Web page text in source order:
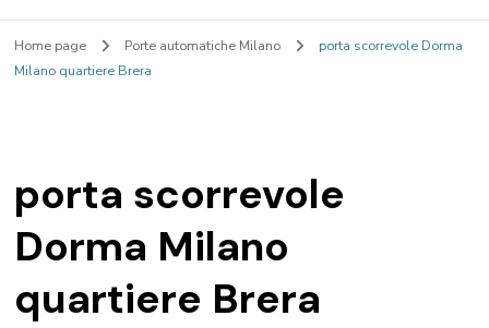
Home page Porte automatiche Milano
porta scorrevole Dorma
Milano quartiere Brera
porta scorrevole
Dorma Milano
quartiere Brera